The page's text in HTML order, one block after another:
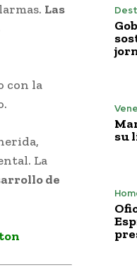
Las
con la
La
de
su